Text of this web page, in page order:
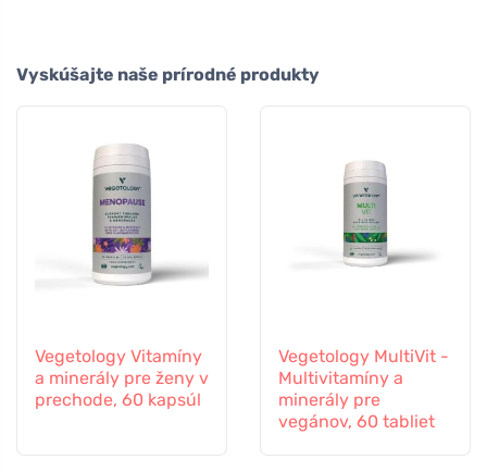
Vyskúšajte naše prírodné produkty
Vegetology Vitamíny
a minerály pre ženy v
prechode, 60 kapsúl
Vegetology MultiVit -
Multivitamíny a
minerály pre
vegánov, 60 tabliet